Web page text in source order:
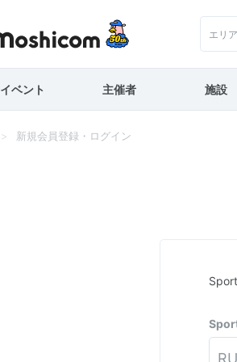
エリ
イベント 主催者 施設
新規会員登録・ログイン